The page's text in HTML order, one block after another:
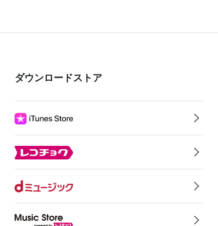
ダウンロードストア